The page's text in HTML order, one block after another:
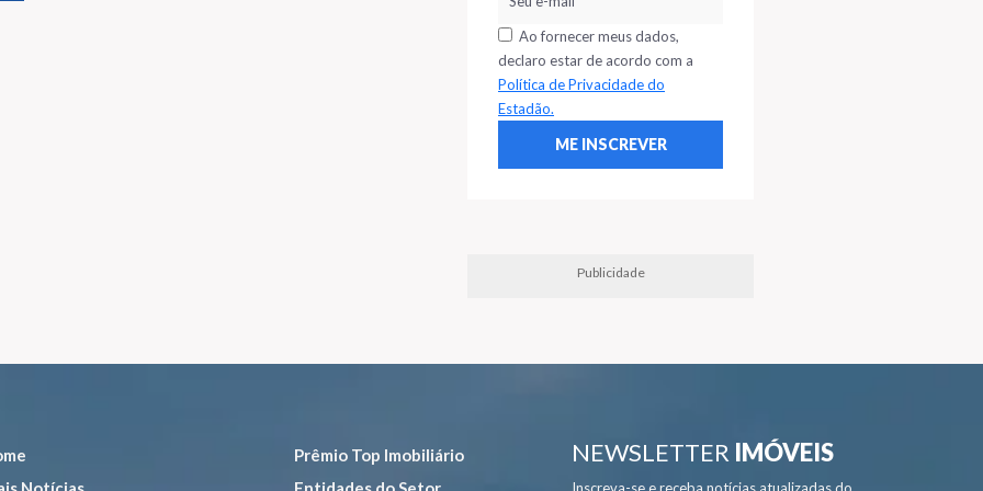
Ao fornecer meus dados,
declaro estar de acordo com a
Política de Privacidade do
Estadão.
Publicidade
Prêmio Top Imobiliário
NEWSLETTER IMÓVEIS